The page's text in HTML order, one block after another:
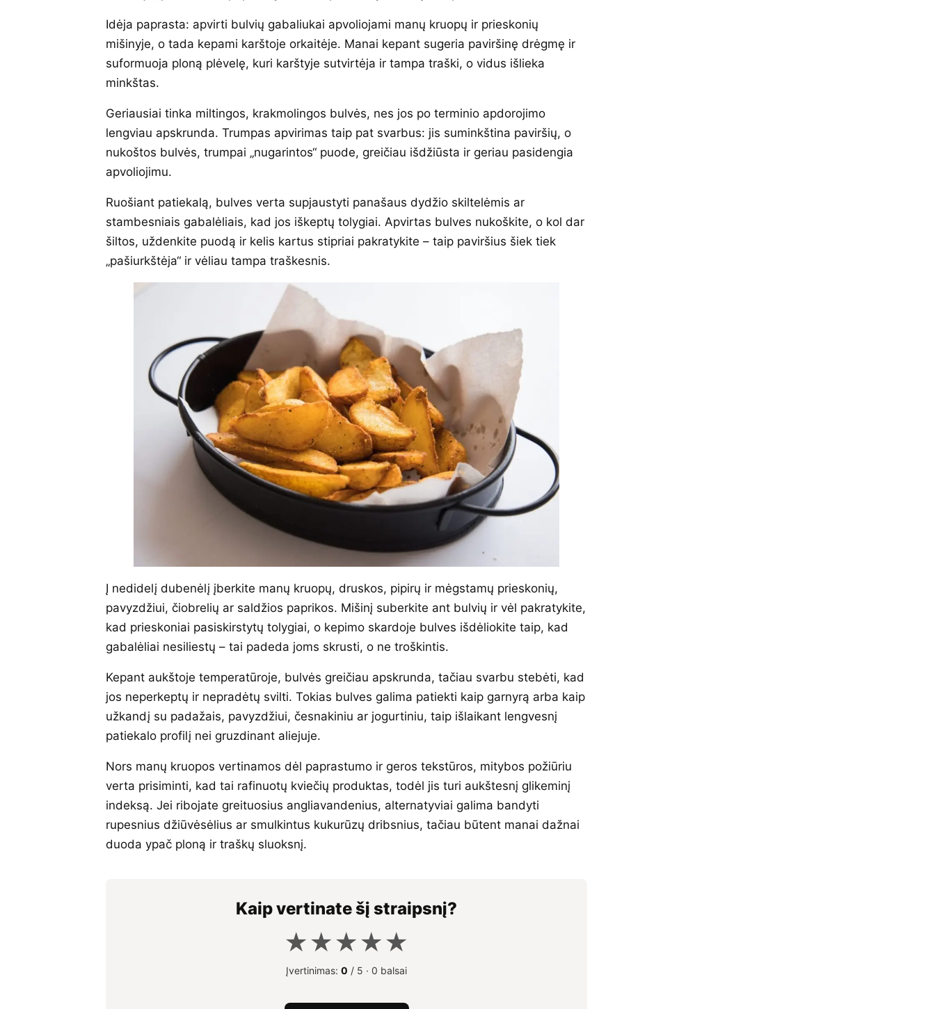
Idėja paprasta: apvirti bulvių gabaliukai apvoliojami manų kruopų ir prieskonių
mišinyje, o tada kepami karštoje orkaitėje. Manai kepant sugeria paviršinę drėgmę ir
suformuoja ploną plėvelę, kuri karštyje sutvirtėja ir tampa traški, o vidus išlieka
minkštas.
Geriausiai tinka miltingos, krakmolingos bulvės, nes jos po terminio apdorojimo
lengviau apskrunda. Trumpas apvirimas taip pat svarbus: jis suminkština paviršių, o
nukoštos bulvės, trumpai „nugarintos“ puode, greičiau išdžiūsta ir geriau pasidengia
apvoliojimu.
Ruošiant patiekalą, bulves verta supjaustyti panašaus dydžio skiltelėmis ar
stambesniais gabalėliais, kad jos iškeptų tolygiai. Apvirtas bulves nukoškite, o kol dar
šiltos, uždenkite puodą ir kelis kartus stipriai pakratykite – taip paviršius šiek tiek
„pašiurkštėja“ ir vėliau tampa traškesnis.
Į nedidelį dubenėlį įberkite manų kruopų, druskos, pipirų ir mėgstamų prieskonių,
pavyzdžiui, čiobrelių ar saldžios paprikos. Mišinį suberkite ant bulvių ir vėl pakratykite,
kad prieskoniai pasiskirstytų tolygiai, o kepimo skardoje bulves išdėliokite taip, kad
gabalėliai nesiliestų – tai padeda joms skrusti, o ne troškintis.
Kepant aukštoje temperatūroje, bulvės greičiau apskrunda, tačiau svarbu stebėti, kad
jos neperkeptų ir nepradėtų svilti. Tokias bulves galima patiekti kaip garnyrą arba kaip
užkandį su padažais, pavyzdžiui, česnakiniu ar jogurtiniu, taip išlaikant lengvesnį
patiekalo profilį nei gruzdinant aliejuje.
Nors manų kruopos vertinamos dėl paprastumo ir geros tekstūros, mitybos požiūriu
verta prisiminti, kad tai rafinuotų kviečių produktas, todėl jis turi aukštesnį glikeminį
indeksą. Jei ribojate greituosius angliavandenius, alternatyviai galima bandyti
rupesnius džiūvėsėlius ar smulkintus kukurūzų dribsnius, tačiau būtent manai dažnai
duoda ypač ploną ir traškų sluoksnį.
Kaip vertinate šį straipsnį?
★★★★★
Įvertinimas: 0 / 5 · 0 balsai